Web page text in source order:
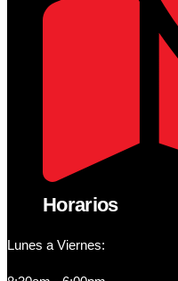
Horarios
Lunes a Viernes: